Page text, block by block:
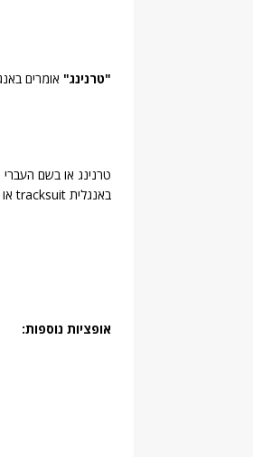
"טרנינג" אומרים
טרנינג או בשם
באנגלית tracksuit או warm-up suit, warmups (בקיצור).
אופציות נוספות: